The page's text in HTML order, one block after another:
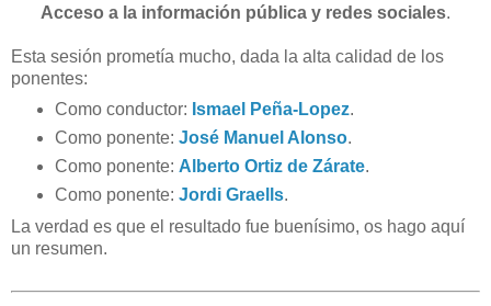
Acceso a la información pública y redes sociales.
Esta sesión prometía mucho, dada la alta calidad de los
ponentes:
Como conductor: Ismael Peña-Lopez.
Como ponente: José Manuel Alonso.
Como ponente: Alberto Ortiz de Zárate.
Como ponente: Jordi Graells.
La verdad es que el resultado fue buenísimo, os hago aquí
un resumen.